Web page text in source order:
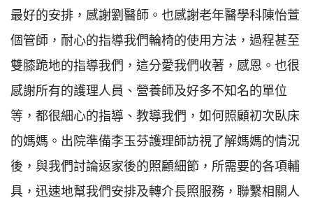
最好的安排，感謝劉醫師。也感謝老年醫學科陳怡萱
個管師，耐心的指導我們輪椅的使用方法，過程甚至
雙膝跪地的指導我們，這分愛我們收著，感恩。也很
感謝所有的護理人員、營養師及好多不知名的單位
等，都很細心的指導、教導我們，如何照顧初次臥床
的媽媽。出院準備李玉芬護理師訪視了解媽媽的情況
後，與我們討論返家後的照顧細節，所需要的各項輔
具，迅速地幫我們安排及轉介長照服務，聯繫相關人